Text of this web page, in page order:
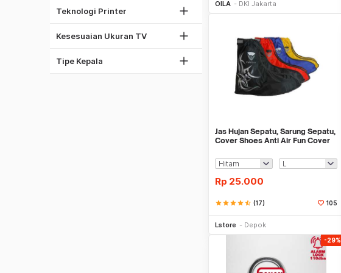
Teknologi Printer
Thermal Printer
Kesesuaian Ukuran TV
60"
Tipe Kepala
Obeng Set
OILA DKI Jakarta
Jas Hujan Sepatu, Sarung Sepatu,
Cover Shoes Anti Air Fun Cover
Rp 25.000
starstarstarstarstar_half (17) 105
Lstore Depok
-29%